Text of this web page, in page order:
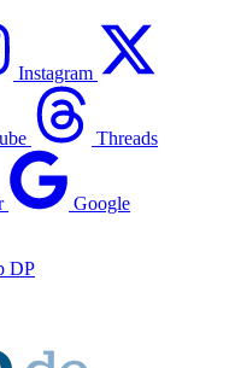
Instagram
Threads
Google
DP